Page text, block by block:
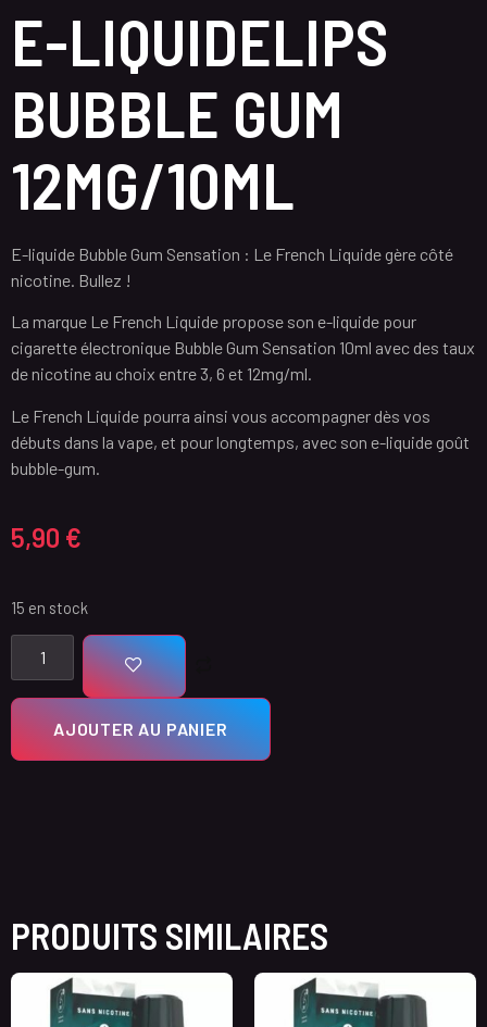
E-LIQUIDELIPS
BUBBLE GUM
12MG/10ML
E-liquide Bubble Gum Sensation : Le French Liquide gère côté
nicotine. Bullez !
La marque Le French Liquide propose son e-liquide pour
cigarette électronique Bubble Gum Sensation 10ml avec des taux
de nicotine au choix entre 3, 6 et 12mg/ml.
Le French Liquide pourra ainsi vous accompagner dès vos
débuts dans la vape, et pour longtemps, avec son e-liquide goût
bubble-gum.
5,90 €
15 en stock
AJOUTER AU PANIER
PRODUITS SIMILAIRES